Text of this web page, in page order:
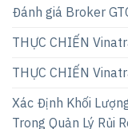
Đánh giá Broker
THỰC CHIẾN
THỰC CHIẾN
Xác Định Khối
Trong Quản Lý Rủi